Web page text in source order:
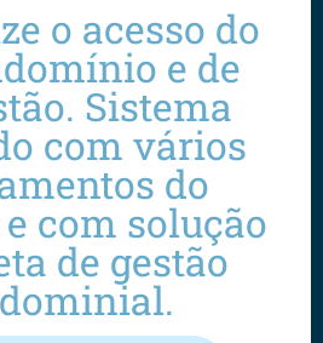
o acesso do
e de
Sistema
com vários
do
com solução
de gestão